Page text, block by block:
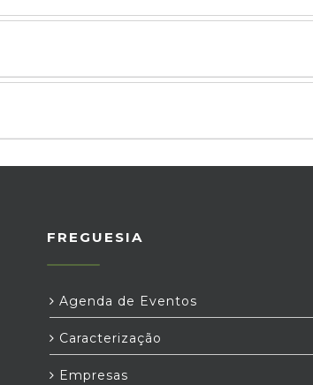
FREGUESIA
Agenda de Eventos
Caracterização
Empresas